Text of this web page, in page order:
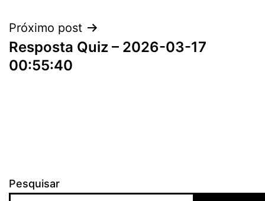
Próximo post
Resposta Quiz – 2026-03-17
00:55:40
Pesquisar